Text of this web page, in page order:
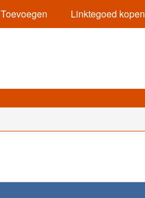
Toevoegen Linktegoed kopen